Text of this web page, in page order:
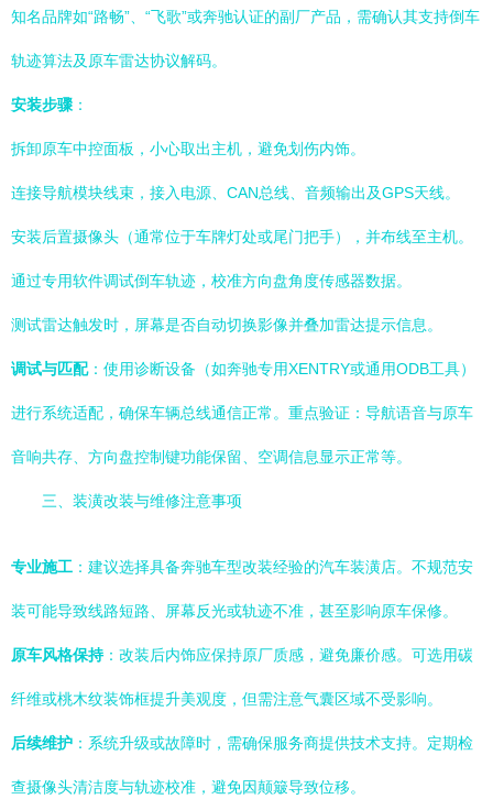
知名品牌如“路畅”、“飞歌”或奔驰认证的副厂产品，需确认其支持倒车
轨迹算法及原车雷达协议解码。
安装步骤 ：
拆卸原车中控面板，小心取出主机，避免划伤内饰。
连接导航模块线束，接入电源、CAN总线、音频输出及GPS天线。
安装后置摄像头（通常位于车牌灯处或尾门把手），并布线至主机。
通过专用软件调试倒车轨迹，校准方向盘角度传感器数据。
测试雷达触发时，屏幕是否自动切换影像并叠加雷达提示信息。
调试与匹配：使用诊断设备（如奔驰专用XENTRY或通用ODB工具）
进行系统适配，确保车辆总线通信正常。重点验证：导航语音与原车
音响共存、方向盘控制键功能保留、空调信息显示正常等。
三、装潢改装与维修注意事项
专业施工 ：建议选择具备奔驰车型改装经验的汽车装潢店。不规范安
装可能导致线路短路、屏幕反光或轨迹不准，甚至影响原车保修。
原车风格保持：改装后内饰应保持原厂质感，避免廉价感。可选用碳
纤维或桃木纹装饰框提升美观度，但需注意气囊区域不受影响。
后续维护 ：系统升级或故障时，需确保服务商提供技术支持。定期检
查摄像头清洁度与轨迹校准，避免因颠簸导致位移。